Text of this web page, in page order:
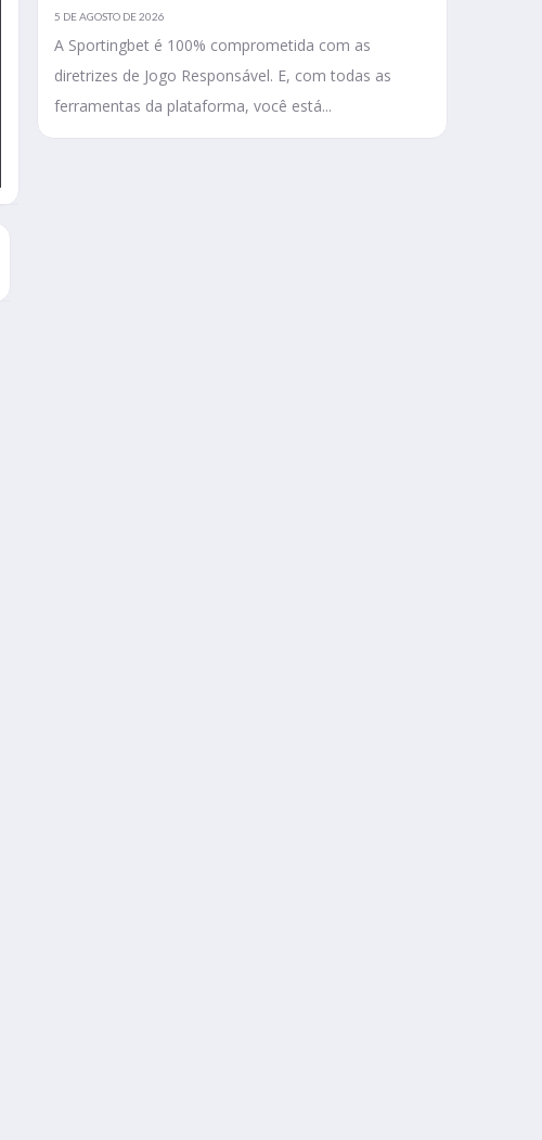
5 DE AGOSTO DE 2026
A Sportingbet é 100% comprometida com as
diretrizes de Jogo Responsável. E, com todas as
ferramentas da plataforma, você está...